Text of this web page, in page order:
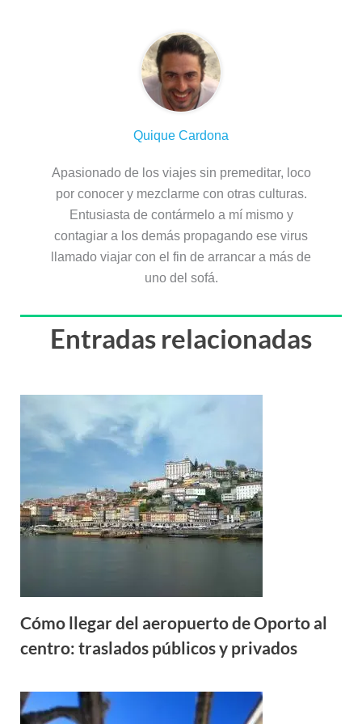
Quique Cardona
Apasionado de los viajes sin premeditar, loco
por conocer y mezclarme con otras culturas.
Entusiasta de contármelo a mí mismo y
contagiar a los demás propagando ese virus
llamado viajar con el fin de arrancar a más de
uno del sofá.
Entradas relacionadas
Cómo llegar del aeropuerto de Oporto al
centro: traslados públicos y privados